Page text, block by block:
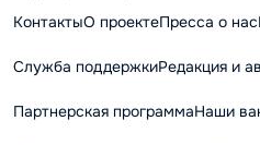
КонтактыО проектеПресса о нас
Служба поддержкиРедакция и
Партнерская программаНаши